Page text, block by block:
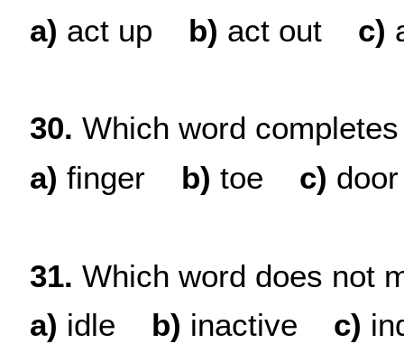
a) act up b) act out c)
30. Which word
a) finger b) toe c) door
31. Which word does not
a) idle b) inactive c)